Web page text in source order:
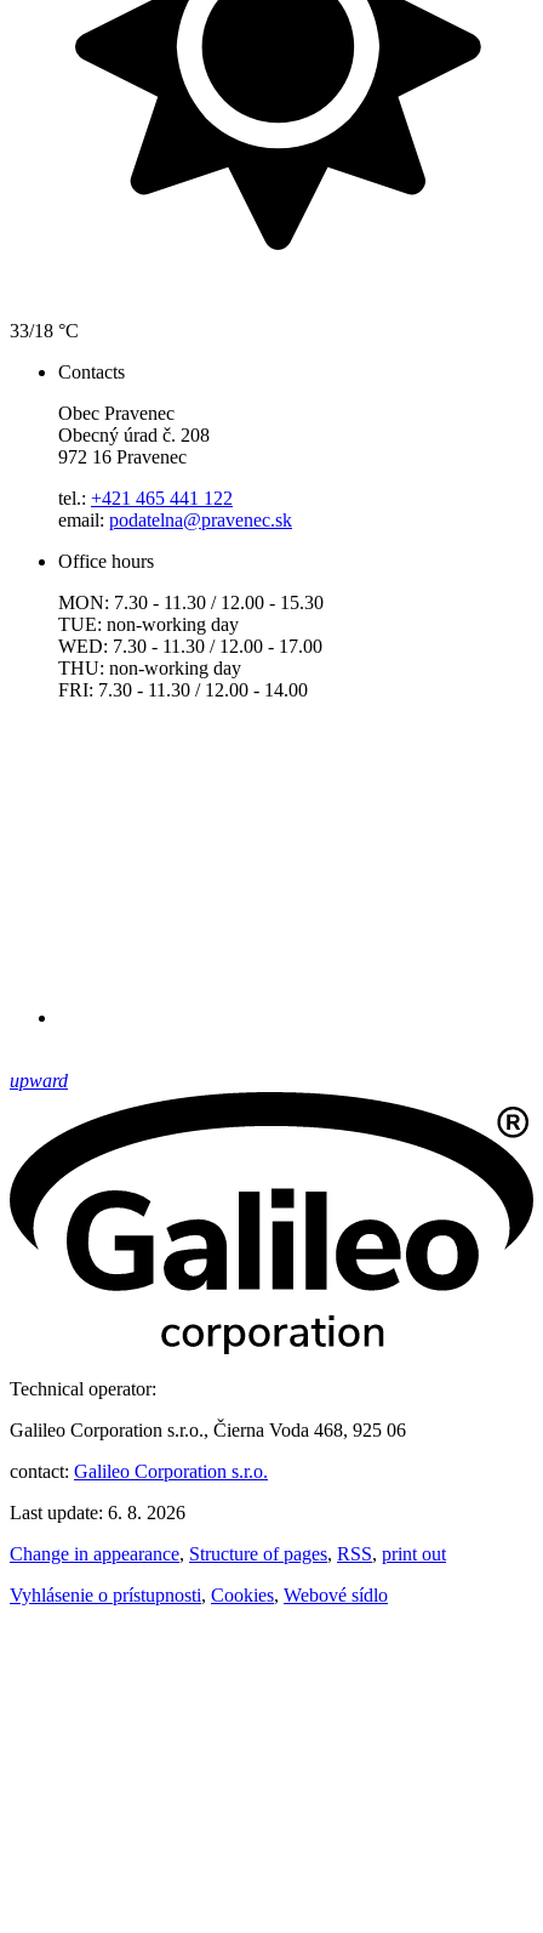
33/18 °C
Contacts
Obec Pravenec
Obecný úrad č. 208
972 16 Pravenec
tel.: +421 465 441 122
email: podatelna@pravenec.sk
Office hours
MON: 7.30 - 11.30 / 12.00 - 15.30
TUE: non-working day
WED: 7.30 - 11.30 / 12.00 - 17.00
THU: non-working day
FRI: 7.30 - 11.30 / 12.00 - 14.00
upward
Technical operator:
Galileo Corporation s.r.o., Čierna Voda 468, 925 06
contact: Galileo Corporation s.r.o.
Last update: 6. 8. 2026
Change in appearance, Structure of pages, RSS, print out
Vyhlásenie o prístupnosti, Cookies, Webové sídlo